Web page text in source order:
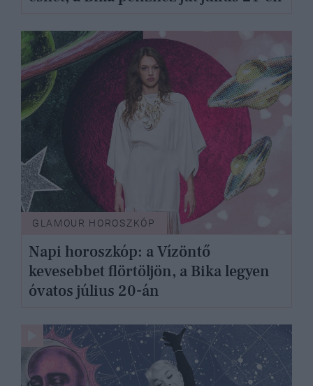
GLAMOUR HOROSZKÓP
Napi horoszkóp: a Vízöntő
kevesebbet flörtöljön, a Bika legyen
óvatos július 20-án